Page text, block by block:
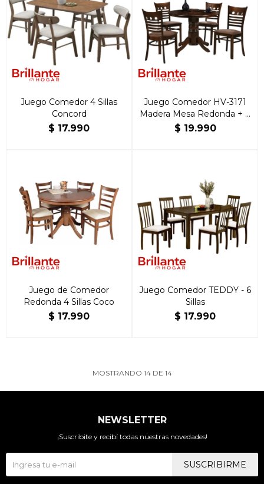
Juego Comedor 4 Sillas
Concord
$ 17.990
Juego Comedor HV-3171
Madera Mesa Redonda + 4
sillas
$ 19.990
Juego de Comedor
Redonda 4 Sillas Coco
$ 17.990
Juego Comedor TEDDY - 6
Sillas
$ 17.990
MOSTRANDO 14DE 14
NEWSLETTER
¡Suscribite y recibí todas nuestras novedades!
SUSCRIBIRME